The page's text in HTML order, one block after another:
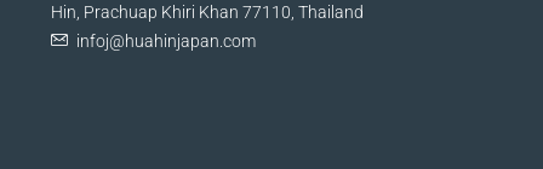
Hin, Prachuap Khiri Khan 77110, Thailand
infoj@huahinjapan.com